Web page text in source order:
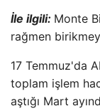
İle ilgili: Monte
rağmen
17 Temmuz'da
toplam işlem
aştığı Mart